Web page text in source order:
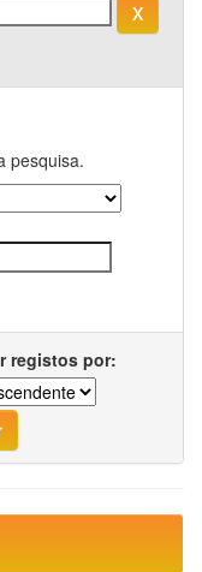
pesquisa.
registos por: